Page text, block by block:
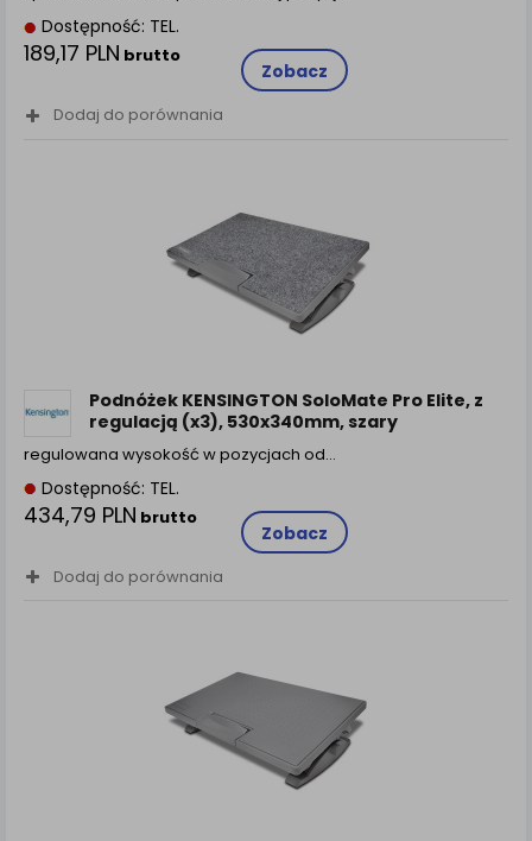
Dostępność: TEL.
189,17 PLN brutto
Zobacz
Dodaj do porównania
Podnóżek KENSINGTON SoloMate Pro Elite, z
regulacją (x3), 530x340mm, szary
regulowana wysokość w pozycjach od…
Dostępność: TEL.
434,79 PLN brutto
Zobacz
Dodaj do porównania